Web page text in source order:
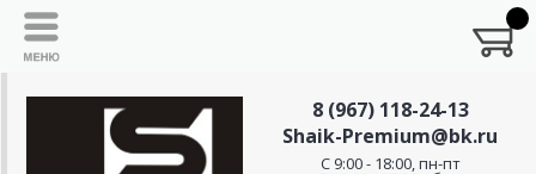
8 (967) 118-24-13
Shaik-Premium@bk.ru
C 9:00 - 18:00, пн-пт